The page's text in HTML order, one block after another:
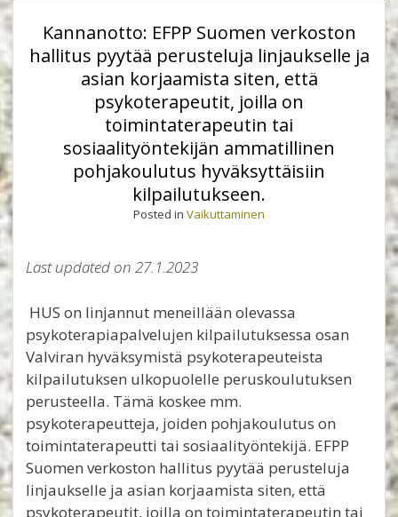
Kannanotto: EFPP Suomen verkoston
hallitus pyytää perusteluja linjaukselle ja
asian korjaamista siten, että
psykoterapeutit, joilla on
toimintaterapeutin tai
sosiaalityöntekijän ammatillinen
pohjakoulutus hyväksyttäisiin
kilpailutukseen.
Posted in Vaikuttaminen
Last updated on 27.1.2023
HUS on linjannut meneillään olevassa
psykoterapiapalvelujen kilpailutuksessa osan
Valviran hyväksymistä psykoterapeuteista
kilpailutuksen ulkopuolelle peruskoulutuksen
perusteella. Tämä koskee mm.
psykoterapeutteja, joiden pohjakoulutus on
toimintaterapeutti tai sosiaalityöntekijä. EFPP
Suomen verkoston hallitus pyytää perusteluja
linjaukselle ja asian korjaamista siten, että
psykoterapeutit, joilla on toimintaterapeutin tai